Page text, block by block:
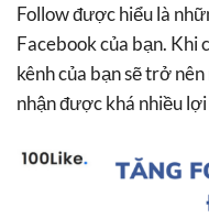
Follow được hiểu là
Facebook của bạn. Khi
kênh của bạn sẽ trở
nhận được khá nhiều